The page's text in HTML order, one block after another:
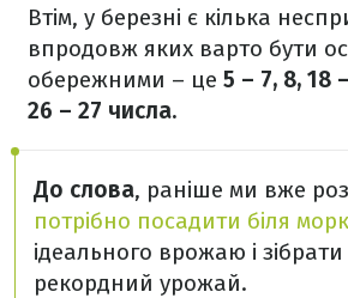
Втім, у березні є кілька
впродовж яких варто бути
обережними – це 5 – 7, 8, 18
26 – 27 числа.
До слова, раніше ми вже
потрібно посадити біля
ідеального врожаю і
рекордний урожай.